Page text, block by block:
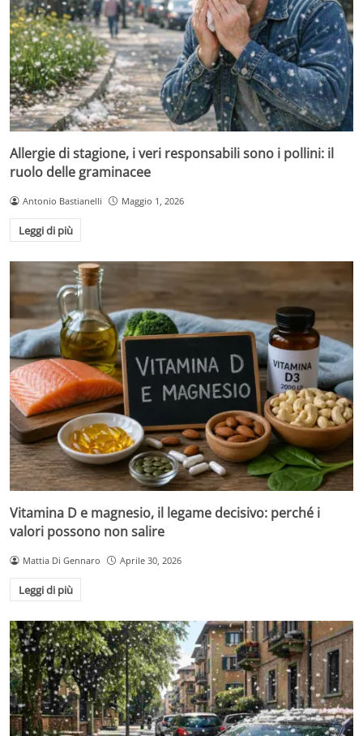
Allergie di stagione, i veri responsabili sono i pollini: il
ruolo delle graminacee
Antonio Bastianelli Maggio 1, 2026
Leggi di più
Vitamina D e magnesio, il legame decisivo: perché i
valori possono non salire
Mattia Di Gennaro Aprile 30, 2026
Leggi di più